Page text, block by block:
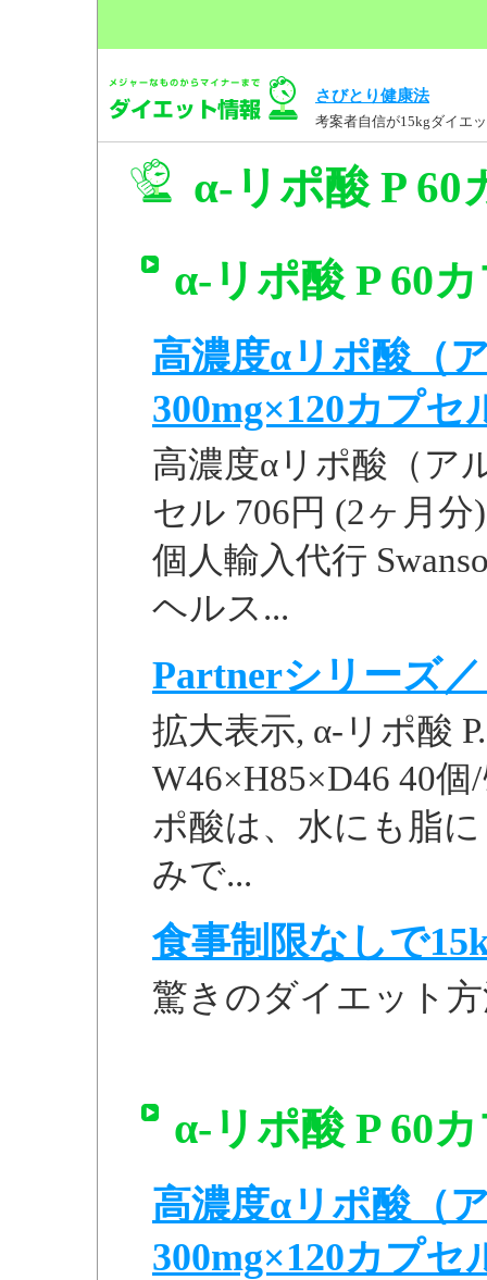
さびとり健康法
考案者自信が15kgダイエ
α-リポ酸 P 60
α-リポ酸 P 60
高濃度αリポ酸（
300mg×120カプセ
高濃度αリポ酸（ア
セル 706円 (2ヶ月
個人輸入代行
ヘルス...
Partnerシリーズ
拡大表示, α-リポ酸
W46×H85×D46 40個
ポ酸は、水にも脂
みで...
食事制限なしで
驚きのダイエット
α-リポ酸 P 60
高濃度αリポ酸（
300mg×120カプセ